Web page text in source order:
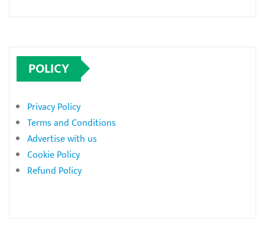
POLICY
Privacy Policy
Terms and Conditions
Advertise with us
Cookie Policy
Refund Policy